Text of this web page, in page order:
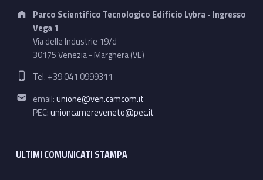
Address:
Parco Scientifico Tecnologico Edificio Lybra - Ingresso
Vega 1
Via delle Industrie 19/d
30175 Venezia - Marghera (VE)
Phone number:
Tel. +39 041 0999311
Email address:
email:unione@ven.camcom.it
PEC:unioncamereveneto@pec.it
ULTIMI COMUNICATI STAMPA